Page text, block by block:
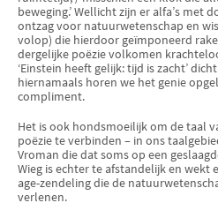
beweging.’ Wellicht zijn er alfa’s met
ontzag voor natuurwetenschap en
volop) die hierdoor geïmponeerd
dergelijke poëzie volkomen
‘Einstein heeft gelijk: tijd is zacht’
hiernamaals horen we het genie
compliment.
Het is ook hondsmoeilijk om de taal
poëzie te verbinden – in ons
Vroman die dat soms op een
Wieg is echter te afstandelijk en wekt
age-zendeling die de
verlenen.